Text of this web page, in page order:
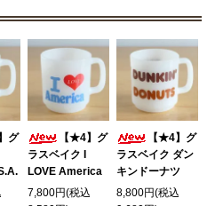
グ
【★4】グ
ラスベイク I
LOVE America
7,800円(税込
【★4】グ
ラスベイク ダン
キンドーナツ
8,800円(税込